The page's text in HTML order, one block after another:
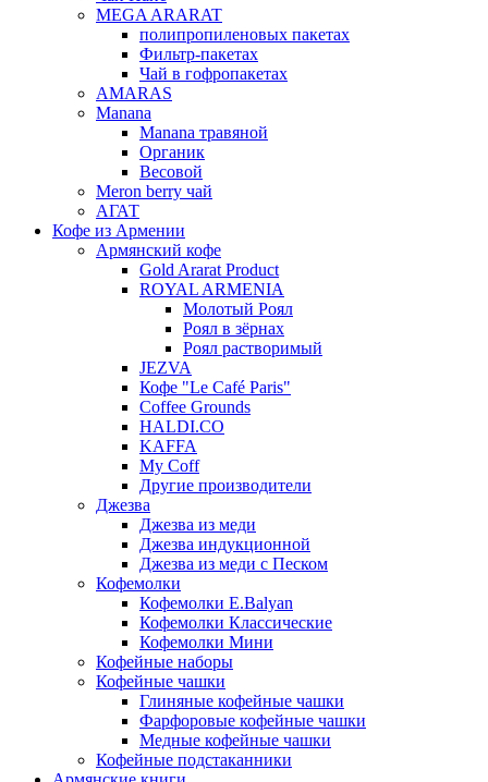
MEGA ARARAT
полипропиленовых пакетах
Фильтр-пакетах
Чай в гофропакетах
AMARAS
Manana
Manana травяной
Органик
Весовой
Meron berry чай
АГАТ
Кофе из Армении
Армянский кофе
Gold Ararat Product
ROYAL ARMENIA
Молотый Роял
Роял в зёрнах
Роял растворимый
JEZVA
Кофе "Le Café Paris"
Coffee Grounds
HALDI.CO
KAFFA
My Coff
Другие производители
Джезва
Джезва из меди
Джезва индукционной
Джезва из меди с Песком
Кофемолки
Кофемолки E.Balyan
Кофемолки Классические
Кофемолки Мини
Кофейные наборы
Кофейные чашки
Глиняные кофейные чашки
Фарфоровые кофейные чашки
Медные кофейные чашки
Кофейные подстаканники